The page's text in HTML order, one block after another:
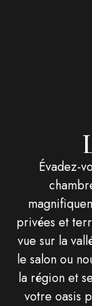
Évadez-
privées et
vue sur la
le salon ou
la région et
votre oasis